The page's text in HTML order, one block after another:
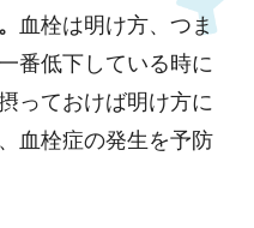
血栓は明け方、つま
番低下している時に
っておけば明け方に
血栓症の発生を予防